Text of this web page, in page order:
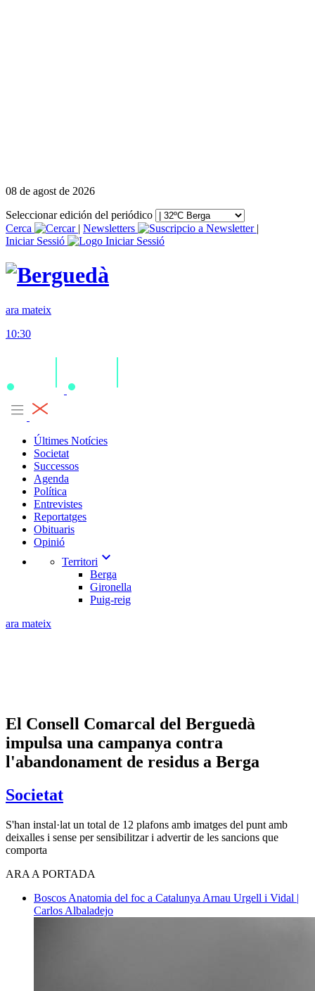
08 de agost de 2026
Seleccionar edición del periódico
Cerca
| Newsletters
|
Iniciar Sessió
ara mateix
10:30
Últimes Notícies
Societat
Successos
Agenda
Política
Entrevistes
Reportatges
Obituaris
Opinió
Territori expand_more
Berga
Gironella
Puig-reig
ara mateix
El Consell Comarcal del Berguedà
impulsa una campanya contra
l'abandonament de residus a Berga
Societat
S'han instal·lat un total de 12 plafons amb imatges del punt amb
deixalles i sense per sensibilitzar i advertir de les sancions que
comporta
ARA A PORTADA
Boscos Anatomia del foc a Catalunya Arnau Urgell i Vidal |
Carlos Albaladejo